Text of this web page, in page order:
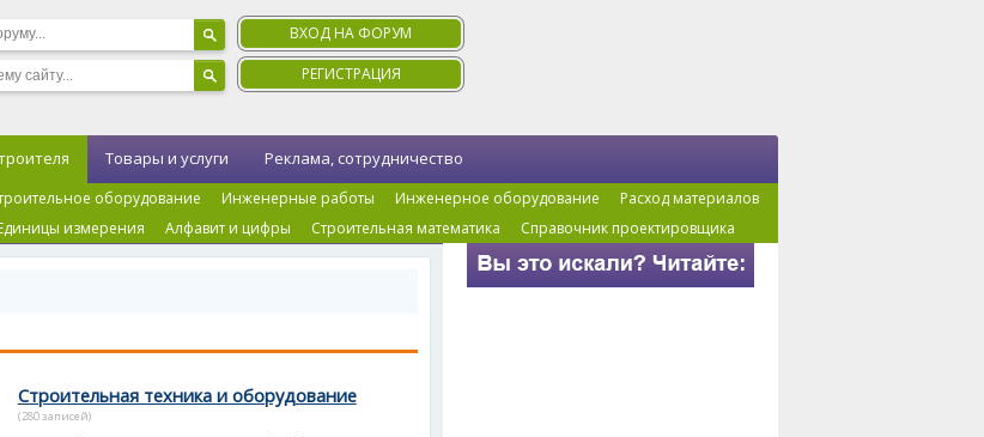
ВХОД НА ФОРУМ
РЕГИСТРАЦИЯ
оборудование Инженерные работы Инженерное оборудование
Расход материалов
измерения Алфавит и цифры Строительная математика Справочник проектировщика
Товары и услуги Реклама, сотрудничество
Строительная техника и оборудование
(280 записей)